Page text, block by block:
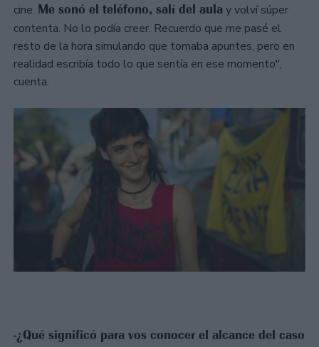
cine. Me sonó el teléfono, salí del aula y volví súper
contenta. No lo podía creer. Recuerdo que me pasé el
resto de la hora simulando que tomaba apuntes, pero en
realidad escribía todo lo que sentía en ese momento",
cuenta.
-¿Qué significó para vos conocer el alcance del caso